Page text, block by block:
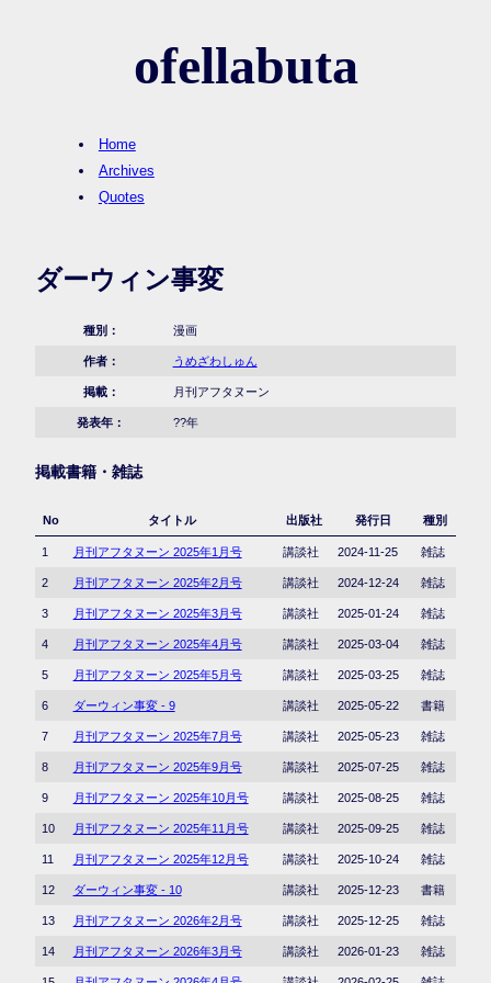
ofellabuta
Home
Archives
Quotes
ダーウィン事変
種別： 漫画
作者： うめざわしゅん
掲載： 月刊アフタヌーン
発表年： ??年
掲載書籍・雑誌
No タイトル 出版社 発行日 種別
1 月刊アフタヌーン 2025年1月号 講談社 2024-11-25 雑誌
2 月刊アフタヌーン 2025年2月号 講談社 2024-12-24 雑誌
3 月刊アフタヌーン 2025年3月号 講談社 2025-01-24 雑誌
4 月刊アフタヌーン 2025年4月号 講談社 2025-03-04 雑誌
5 月刊アフタヌーン 2025年5月号 講談社 2025-03-25 雑誌
6 ダーウィン事変 - 9 講談社 2025-05-22 書籍
7 月刊アフタヌーン 2025年7月号 講談社 2025-05-23 雑誌
8 月刊アフタヌーン 2025年9月号 講談社 2025-07-25 雑誌
9 月刊アフタヌーン 2025年10月号 講談社 2025-08-25 雑誌
10 月刊アフタヌーン 2025年11月号 講談社 2025-09-25 雑誌
11 月刊アフタヌーン 2025年12月号 講談社 2025-10-24 雑誌
12 ダーウィン事変 - 10 講談社 2025-12-23 書籍
13 月刊アフタヌーン 2026年2月号 講談社 2025-12-25 雑誌
14 月刊アフタヌーン 2026年3月号 講談社 2026-01-23 雑誌